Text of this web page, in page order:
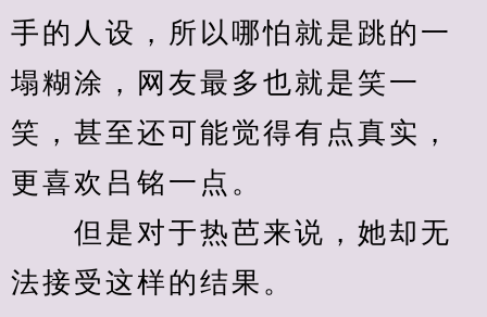
手的人设，所以哪怕就是跳的一
塌糊涂，网友最多也就是笑一
笑，甚至还可能觉得有点真实，
更喜欢吕铭一点。
但是对于热芭来说，她却无
法接受这样的结果。